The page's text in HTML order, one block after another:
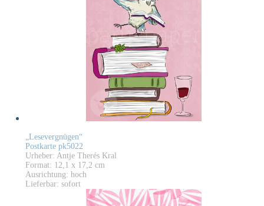
„Lesevergnügen“
Postkarte pk5022
Urheber: Antje Therés Kral
Format: 12,1 x 17,2 cm
Ausrichtung: hoch
Lieferbar: sofort